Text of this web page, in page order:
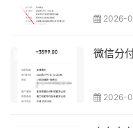
2026-
微信分
2026-